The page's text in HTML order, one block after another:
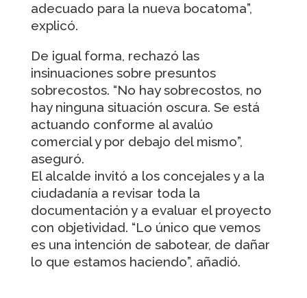
adecuado para la nueva bocatoma”,
explicó.
De igual forma, rechazó las
insinuaciones sobre presuntos
sobrecostos. “No hay sobrecostos, no
hay ninguna situación oscura. Se está
actuando conforme al avalúo
comercial y por debajo del mismo”,
aseguró.
El alcalde invitó a los concejales y a la
ciudadanía a revisar toda la
documentación y a evaluar el proyecto
con objetividad. “Lo único que vemos
es una intención de sabotear, de dañar
lo que estamos haciendo”, añadió.